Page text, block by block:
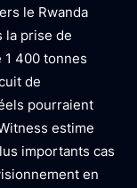
le Rwanda
la prise de
400 tonnes
de
pourraient
estime
importants cas
en